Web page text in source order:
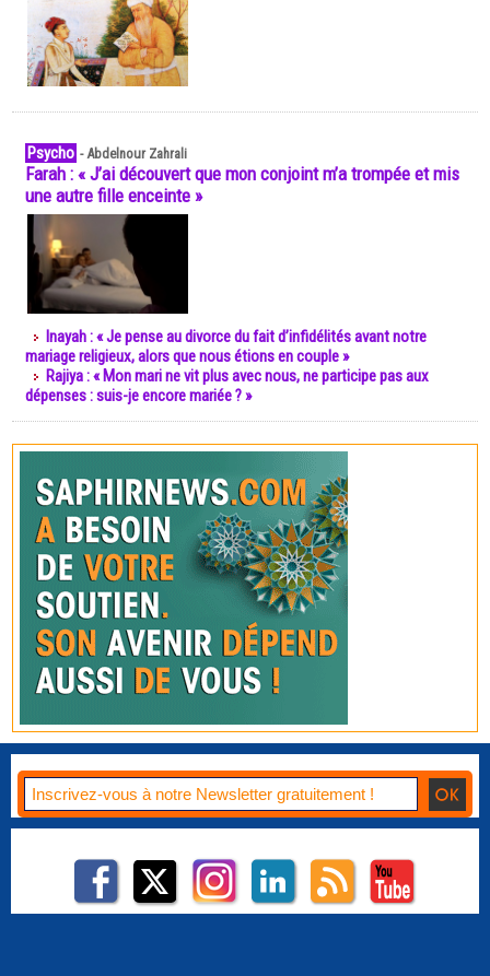
Psycho -Abdelnour Zahrali
Farah : « J’ai découvert que mon conjoint m’a trompée et mis
une autre fille enceinte »
Inayah : « Je pense au divorce du fait d’infidélités avant notre
mariage religieux, alors que nous étions en couple »
Rajiya : « Mon mari ne vit plus avec nous, ne participe pas aux
dépenses : suis-je encore mariée ? »